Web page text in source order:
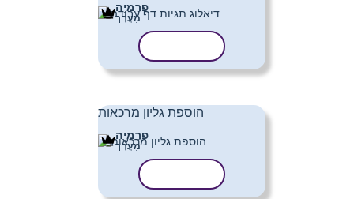
פּרֶמיָה
מַעֲרָך
הוספת גליון מרכאות
פּרֶמיָה
מַעֲרָך